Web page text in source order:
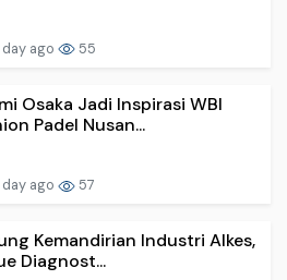
day ago 55
Osaka Jadi Inspirasi WBI
Padel Nusan...
day ago 57
Kemandirian Industri Alkes,
Diagnost...